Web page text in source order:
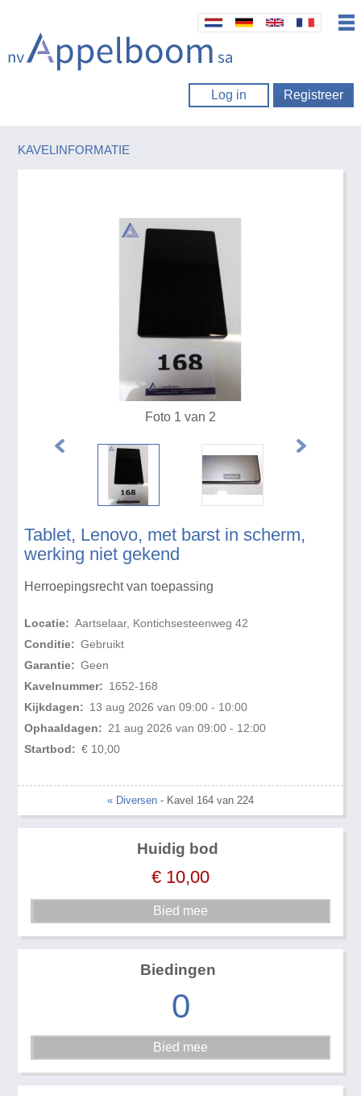
Log in Registreer
KAVELINFORMATIE
Tablet, Lenovo, met barst in scherm,
werking niet gekend
Herroepingsrecht van toepassing
Locatie: Aartselaar, Kontichsesteenweg 42
Conditie: Gebruikt
Garantie: Geen
Kavelnummer: 1652-168
Kijkdagen: 13 aug 2026 van 09:00 - 10:00
Ophaaldagen: 21 aug 2026 van 09:00 - 12:00
Startbod: € 10,00
Foto 1 van 2
« Diversen - Kavel 164 van 224
Huidig bod
€ 10,00
Biedingen
0